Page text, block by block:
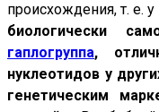
происхождения, т. е.
биологически
гаплогруппа,
нуклеотидов у
генетическим